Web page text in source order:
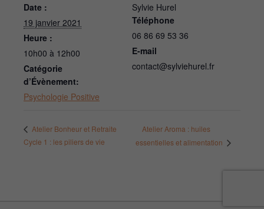
Date :
19 janvier 2021
Heure :
10h00 à 12h00
Catégorie
d’Évènement:
Psychologie Positive
Sylvie Hurel
Téléphone
06 86 69 53 36
E-mail
contact@sylviehurel.fr
Atelier Bonheur et Retraite
Cycle 1 : les piliers de vie
Atelier Aroma : huiles
essentielles et alimentation